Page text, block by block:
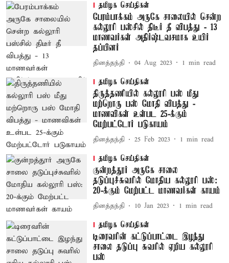
தமிழக செய்திகள்
பேரம்பாக்கம் அருகே சாலையில் சென்ற
கல்லூரி பஸ்சில் திடீர் தீ விபத்து - 13
மாணவர்கள் அதிர்ஷ்டவசமாக உயிர்
தப்பினர்
தினத்தந்தி 04 Aug 2023 1 min read
தமிழக செய்திகள்
திருத்தணியில் கல்லூரி பஸ் மீது
மற்றொரு பஸ் மோதி விபத்து -
மாணவிகள் உள்பட 25-க்கும்
மேற்பட்டோர் படுகாயம்
தினத்தந்தி 25 Feb 2023 1 min read
தமிழக செய்திகள்
குன்றத்தூர் அருகே சாலை
தடுப்புச்சுவரில் மோதிய கல்லூரி பஸ்:
20-க்கும் மேற்பட்ட மாணவர்கள் காயம்
தினத்தந்தி 10 Jan 2023 1 min read
தமிழக செய்திகள்
டிரைவரின் கட்டுப்பாட்டை இழந்து
சாலை தடுப்பு சுவரில் ஏறிய கல்லூரி
பஸ்